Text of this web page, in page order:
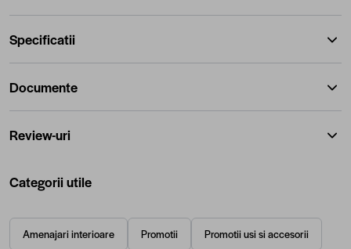
Specificatii
Documente
Review-uri
Categorii utile
Amenajari interioare Promotii Promotii usi si accesorii